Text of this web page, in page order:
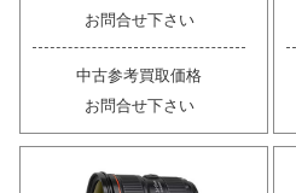
お問合せ下さい
中古参考買取価格
お問合せ下さい